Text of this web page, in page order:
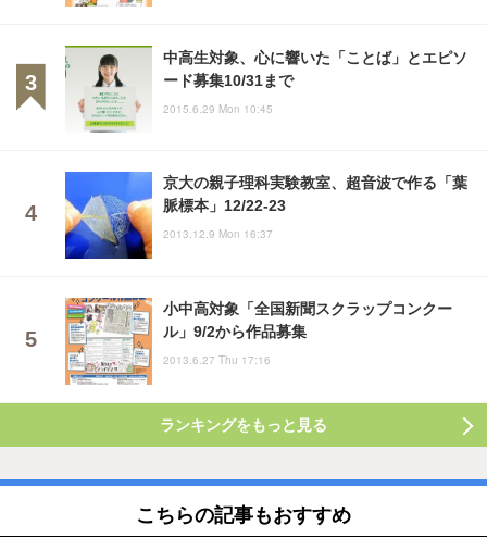
中高生対象、心に響いた「ことば」とエピソ
ード募集10/31まで
2015.6.29 Mon 10:45
京大の親子理科実験教室、超音波で作る「葉
脈標本」12/22-23
2013.12.9 Mon 16:37
小中高対象「全国新聞スクラップコンクー
ル」9/2から作品募集
2013.6.27 Thu 17:16
ランキングをもっと見る
こちらの記事もおすすめ